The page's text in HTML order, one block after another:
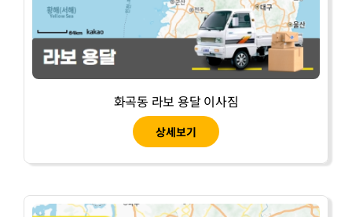
화곡동 라보 용달 이사짐
상세보기